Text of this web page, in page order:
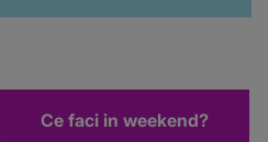
Ce faci in weekend?